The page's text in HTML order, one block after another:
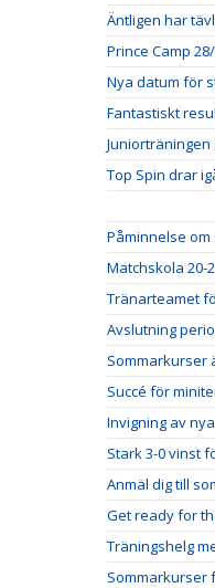
Äntligen har
Prince Camp
Nya datum för
Fantastiskt
Top Spin drar
Påminnelse
Matchskola 20-
Tränarteamet
Avslutning
Sommarkurser
Succé för
Invigning av
Stark 3-0 vinst
Anmäl dig till
Get ready for
Träningshelg
Sommarkurser